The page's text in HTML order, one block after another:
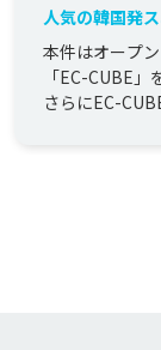
人気の韓国発
本件はオープ
「EC-CUBE
さらにEC-